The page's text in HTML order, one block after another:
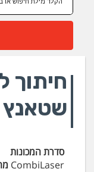
חיתוך
שטאנץ
סדרת המכונות
CombiLaser